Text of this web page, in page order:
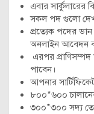
এবার সার্কুলারের
সকল পদ গুলো
প্রত্যেক পদের
অনলাইন আবেদন
এরপর
পাবেন।
আপনার
৮০০*৬০০
৩০০*৩০০ সদ্য